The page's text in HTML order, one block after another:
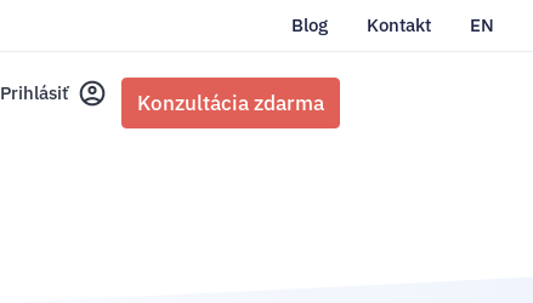
Blog Kontakt EN
Prihlásiť Konzultácia zdarma